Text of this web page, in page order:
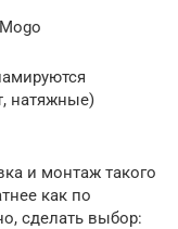
натяжные)
и монтаж такого
как по
сделать выбор: